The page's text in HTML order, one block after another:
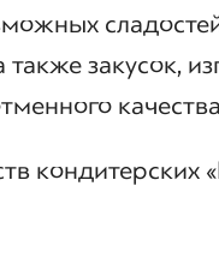
закусок,
кондитерских